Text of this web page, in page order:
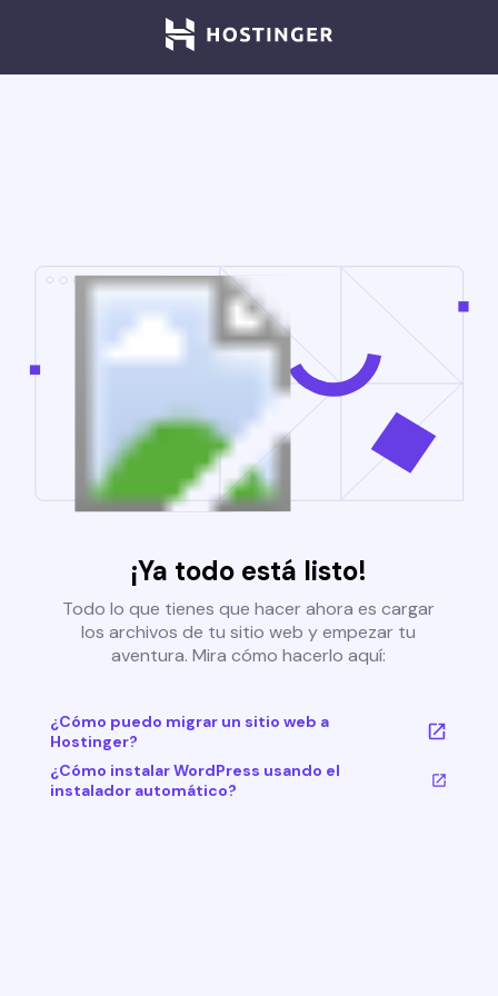
¡Ya todo está listo!
Todo lo que tienes que hacer ahora es cargar
los archivos de tu sitio web y empezar tu
aventura. Mira cómo hacerlo aquí:
¿Cómo puedo migrar un sitio web a
Hostinger?
¿Cómo instalar WordPress usando el
instalador automático?